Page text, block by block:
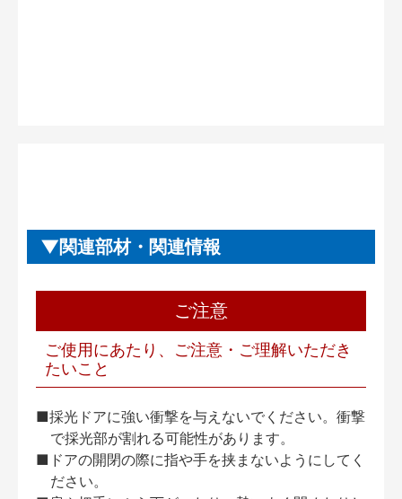
関連部材・関連情報
ご注意
ご使用にあたり、ご注意・ご理解いただき
たいこと
■採光ドアに強い衝撃を与えないでください。衝撃
で採光部が割れる可能性があります。
■ドアの開閉の際に指や手を挟まないようにしてく
ださい。